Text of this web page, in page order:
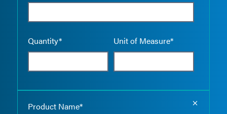
Quantity* Unit of Measure*
Product Name*